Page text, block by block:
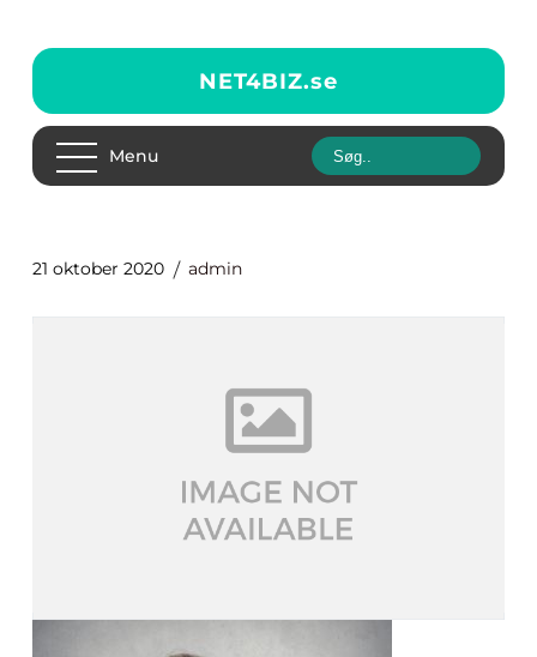
NET4BIZ.se
Menu
21 oktober 2020 admin